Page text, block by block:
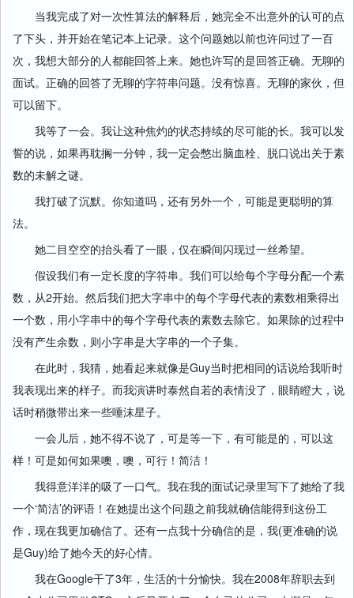
当我完成了对一次性算法的解释后，她完全不出意外的认可的点
了下头，并开始在笔记本上记录。这个问题她以前也许问过了一百
次，我想大部分的人都能回答上来。她也许写的是回答正确。无聊的
面试。正确的回答了无聊的字符串问题。没有惊喜。无聊的家伙，但
可以留下。
我等了一会。我让这种焦灼的状态持续的尽可能的长。我可以发
誓的说，如果再耽搁一分钟，我一定会憋出脑血栓、脱口说出关于素
数的未解之谜。
我打破了沉默。你知道吗，还有另外一个，可能是更聪明的算
法。
她二目空空的抬头看了一眼，仅在瞬间闪现过一丝希望。
假设我们有一定长度的字符串。我们可以给每个字母分配一个素
数，从2开始。然后我们把大字串中的每个字母代表的素数相乘得出
一个数，用小字串中的每个字母代表的素数去除它。如果除的过程中
没有产生余数，则小字串是大字串的一个子集。
在此时，我猜，她看起来就像是Guy当时把相同的话说给我听时
我表现出来的样子。而我演讲时泰然自若的表情没了，眼睛瞪大，说
话时稍微带出来一些唾沫星子。
一会儿后，她不得不说了，可是等一下，有可能是的，可以这
样！可是如何如果噢，噢，可行！简洁！
我得意洋洋的吸了一口气。我在我的面试记录里写下了她给了我
一个‘简洁’的评语！在她提出这个问题之前我就确信能得到这份工
作，现在我更加确信了。还有一点我十分确信的是，我(更准确的说
是Guy)给了她今天的好心情。
我在Google干了3年，生活的十分愉快。我在2008年辞职去到